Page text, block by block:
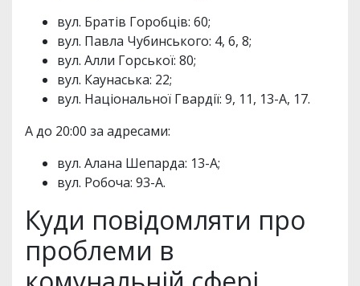
вул. Братів Горобців: 60;
вул. Павла Чубинського: 4, 6, 8;
вул. Алли Горської: 80;
вул. Каунаська: 22;
вул. Національної Гвардії: 9, 11, 13-А, 17.
А до 20:00 за адресами:
вул. Алана Шепарда: 13-А;
вул. Робоча: 93-А.
Куди повідомляти про
проблеми в